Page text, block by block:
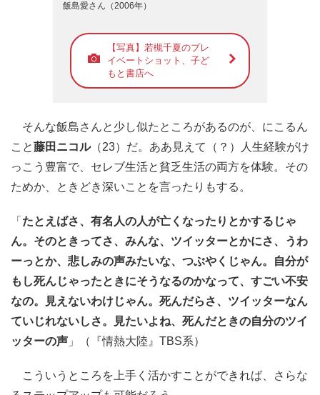
飯島愛さん（2006年）
【写真】若槻千夏のプレ
イベートショット、子ど
もと書店へ
そんな飯島さんと少し似たところがあるのが、にこるん
こと藤田ニコル（23）だ。ああ見えて（？）人生経験がけ
っこう豊富で、セレブ生活と貧乏生活の両方を体験。その
ためか、ときどき深いことを言ったりもする。
「 たとえばさ、有名人の人が亡くなったりとかするじゃ
ん。そのときってさ、みんな、ツイッターとかにさ、うわ
ーっとか、悲しみの声みたいな、つぶやくじゃん。自分が
もし死んじゃったときにそうなるのかなって、すごい不安
なの。見えないわけじゃん。死んだらさ、ツイッターなん
ていじれないしさ。見たいよね、死んだときの自分のツイ
ッターの声 」（『情熱大陸』TBS系）
こういうところを上手く活かすことができれば、さらな